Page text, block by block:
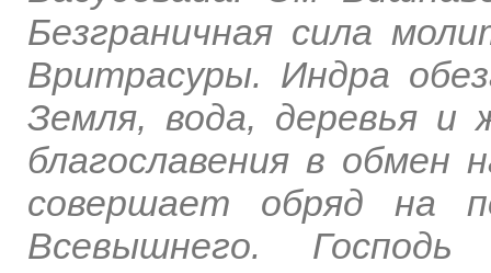
Безграничная сила
Вритрасуры. Индра
Земля, вода, деревья
благославения в обмен
совершает обряд на
Всевышнего.